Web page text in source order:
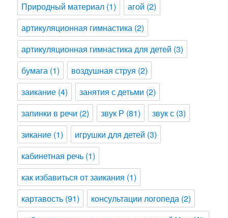
Природный материал (1) агой (2)
артикуляционная гимнастика (2)
артикуляционная гимнастика для детей (3)
бумага (1) воздушная струя (2)
заикание (4) занятия с детьми (2)
запинки в речи (2) звук Р (81) звук с (3)
зикание (1) игрушки для детей (3)
кабинетная речь (1)
как избавиться от заикания (1)
картавость (91) консультации логопеда (2)